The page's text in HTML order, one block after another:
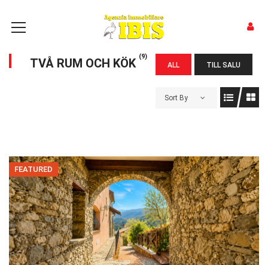
TVÅ RUM OCH KÖK (9)
ALL TILL SALU
Sort By
FEATURED